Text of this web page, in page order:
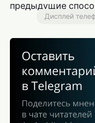
предыдущие
Дисплей